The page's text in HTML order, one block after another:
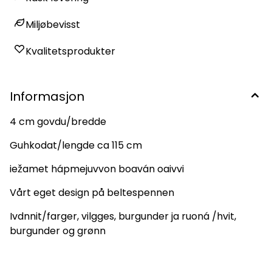
Miljøbevisst
Kvalitetsprodukter
Informasjon
4 cm govdu/bredde
Guhkodat/lengde ca 115 cm
iežamet hápmejuvvon boaván oaivvi
Vårt eget design på beltespennen
Ivdnnit/farger, vilgges, burgunder ja ruoná /hvit,
burgunder og grønn